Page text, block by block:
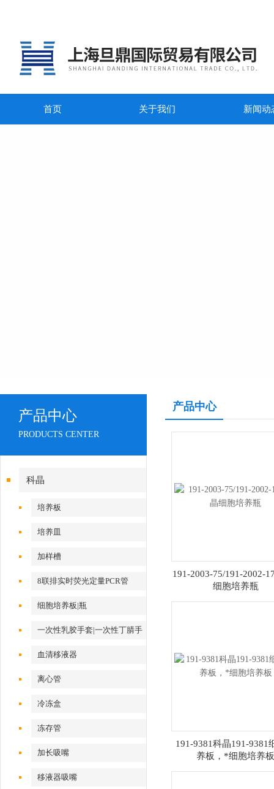
首页 关于我们 新闻动
产品中心
PRODUCTS CENTER
科晶
培养板
培养皿
加样槽
8联排实时荧光定量PCR管
细胞培养板|瓶
一次性乳胶手套|一次性丁腈手
血清移液器
离心管
冷冻盒
冻存管
加长吸嘴
移液器吸嘴
产品中心
191-2003-75/191-2002-
细胞培养瓶
191-9381科晶191-9381
养板，*细胞培养板